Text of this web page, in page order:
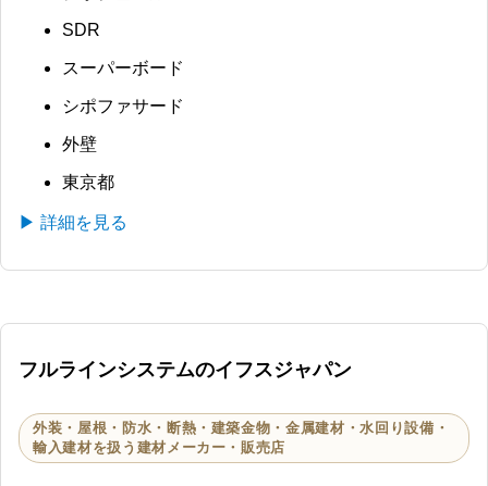
SDR
スーパーボード
シポファサード
外壁
東京都
▶ 詳細を見る
フルラインシステムのイフスジャパン
外装・屋根・防水・断熱・建築金物・金属建材・水回り設備・
輸入建材を扱う建材メーカー・販売店